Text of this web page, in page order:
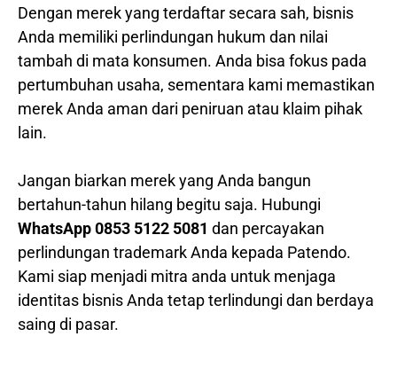
Dengan merek yang terdaftar secara sah, bisnis
Anda memiliki perlindungan hukum dan nilai
tambah di mata konsumen. Anda bisa fokus pada
pertumbuhan usaha, sementara kami memastikan
merek Anda aman dari peniruan atau klaim pihak
lain.
Jangan biarkan merek yang Anda bangun
bertahun-tahun hilang begitu saja. Hubungi
WhatsApp 0853 5122 5081 dan percayakan
perlindungan trademark Anda kepada Patendo.
Kami siap menjadi mitra anda untuk menjaga
identitas bisnis Anda tetap terlindungi dan berdaya
saing di pasar.